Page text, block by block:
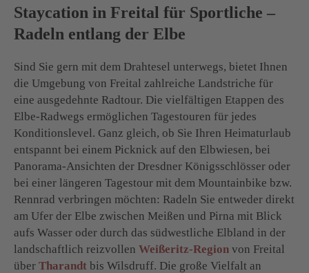
Staycation in Freital für Sportliche –
Radeln entlang der Elbe
Sind Sie gern mit dem Drahtesel unterwegs, bietet Ihnen
die Umgebung von Freital zahlreiche Landstriche für
eine ausgedehnte Radtour. Die vielfältigen Etappen des
Elbe-Radwegs ermöglichen Tagestouren für jedes
Konditionslevel. Ganz gleich, ob Sie Ihren Heimaturlaub
entspannt bei einem Picknick auf den Elbwiesen, bei
Panorama-Ansichten der Dresdner Königsschlösser oder
bei einer längeren Tagestour mit dem Mountainbike bzw.
Rennrad verbringen möchten: Radeln Sie entweder direkt
am Ufer der Elbe zwischen Meißen und Pirna mit Blick
aufs Wasser oder durch das südwestliche Elbland in der
landschaftlich reizvollen Weißeritz-Region von Freital
über Tharandt bis Wilsdruff. Die große Vielfalt an